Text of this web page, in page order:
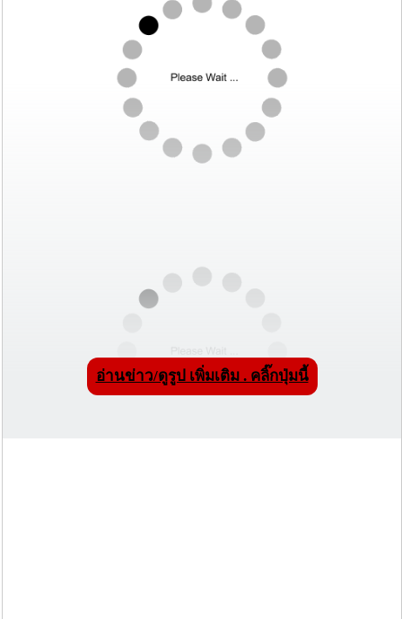
อ่านข่าว/ดูรูป เพิ่มเติม . คลิ๊กปุ่มนี้